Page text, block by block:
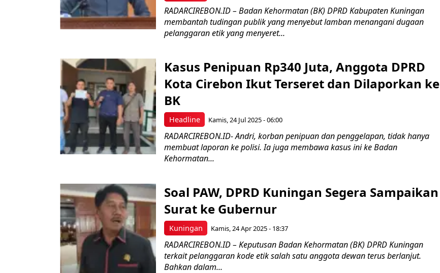
RADARCIREBON.ID – Badan Kehormatan (BK) DPRD Kabupaten Kuningan
membantah tudingan publik yang menyebut lamban menangani dugaan
pelanggaran etik yang menyeret...
Headline
Kasus Penipuan Rp340 Juta, Anggota DPRD
Kota Cirebon Ikut Terseret dan Dilaporkan ke
BK
Kamis, 24 Jul 2025 - 06:00
RADARCIREBON.ID- Andri, korban penipuan dan penggelapan, tidak hanya
membuat laporan ke polisi. Ia juga membawa kasus ini ke Badan
Kehormatan...
Kuningan
Soal PAW, DPRD Kuningan Segera Sampaikan
Surat ke Gubernur
Kamis, 24 Apr 2025 - 18:37
RADARCIREBON.ID – Keputusan Badan Kehormatan (BK) DPRD Kuningan
terkait pelanggaran kode etik salah satu anggota dewan terus berlanjut.
Bahkan dalam...